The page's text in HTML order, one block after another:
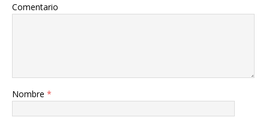
Comentario
Nombre *